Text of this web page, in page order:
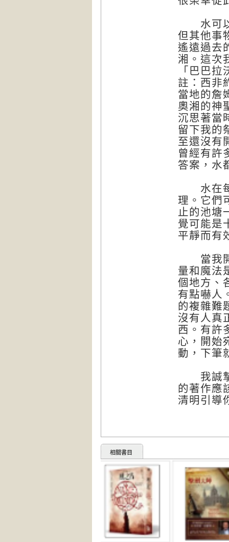
水可以
但其他事
遙遠過去
湘。這次
「巴巴
註：西非
當地的詹
奧湘的神
沉思著當
留下我的
至還沒有
曾經有許
答案，水
水在每
理。它們
止的池塘
覺可能是
平靜而有
當我開
量和魔法
個地方、
有點嚇人
的複雜難
沒有人真
西。有許
心，開始
動，下筆
我誠摯
的著作應
清明引導
相關書目